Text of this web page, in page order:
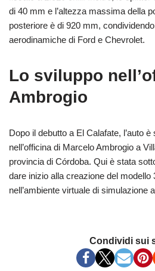
di 40 mm e l’altezza massima della
posteriore è di 920 mm,
aerodinamiche di Ford e Chevrolet.
Lo sviluppo
Ambrogio
Dopo il debutto a El Calafate, l’auto
nell’officina di Marcelo Ambrogio a
provincia di Córdoba. Qui è stata
dare inizio alla creazione del
nell’ambiente virtuale di simulazione
Condividi sui